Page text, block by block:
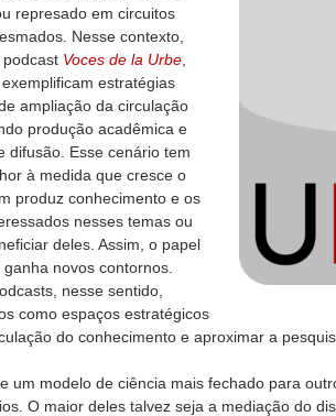
represado em circuitos
Nesse contexto,
podcast Voces de la Urbe
, exemplificam estratégias
ampliação da circulação
produção acadêmica e
difusão. Esse cenário tem
à medida que cresce o
produz conhecimento e os
nesses temas ou
deles. Assim, o papel
novos contornos.
nesse sentido,
como espaços estratégicos
do conhecimento e aproximar a
um modelo de ciência mais fechado para
O maior deles talvez seja a mediação do